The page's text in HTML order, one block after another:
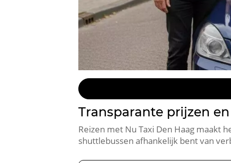
Transparante prijzen
Reizen met Nu Taxi Den Haag maakt
shuttlebussen afhankelijk bent van